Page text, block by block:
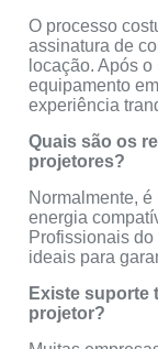
O processo
assinatura de
locação. Após
equipamento
experiência
Quais são os
projetores?
Normalmente,
energia
Profissionais
ideais para
Existe suporte
projetor?